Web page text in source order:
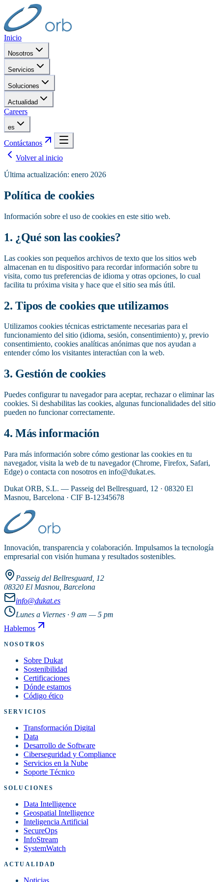
Inicio
Nosotros
Servicios
Soluciones
Actualidad
Careers
es
Contáctanos
Volver al inicio
Última actualización: enero 2026
Política de cookies
Información sobre el uso de cookies en este sitio web.
1. ¿Qué son las cookies?
Las cookies son pequeños archivos de texto que los sitios web
almacenan en tu dispositivo para recordar información sobre tu
visita, como tus preferencias de idioma y otras opciones, lo cual
facilita tu próxima visita y hace que el sitio sea más útil.
2. Tipos de cookies que utilizamos
Utilizamos cookies técnicas estrictamente necesarias para el
funcionamiento del sitio (idioma, sesión, consentimiento) y, previo
consentimiento, cookies analíticas anónimas que nos ayudan a
entender cómo los visitantes interactúan con la web.
3. Gestión de cookies
Puedes configurar tu navegador para aceptar, rechazar o eliminar las
cookies. Si deshabilitas las cookies, algunas funcionalidades del sitio
pueden no funcionar correctamente.
4. Más información
Para más información sobre cómo gestionar las cookies en tu
navegador, visita la web de tu navegador (Chrome, Firefox, Safari,
Edge) o contacta con nosotros en info@dukat.es.
Dukat ORB, S.L. — Passeig del Bellresguard, 12 · 08320 El
Masnou, Barcelona · CIF B-12345678
Innovación, transparencia y colaboración. Impulsamos la tecnología
empresarial con visión humana y resultados sostenibles.
Passeig del Bellresguard, 12
08320 El Masnou, Barcelona
info@dukat.es
Lunes a Viernes · 9 am — 5 pm
Hablemos
NOSOTROS
Sobre Dukat
Sostenibilidad
Certificaciones
Dónde estamos
Código ético
SERVICIOS
Transformación Digital
Data
Desarrollo de Software
Ciberseguridad y Compliance
Servicios en la Nube
Soporte Técnico
SOLUCIONES
Data Intelligence
Geospatial Intelligence
Inteligencia Artificial
SecureOps
InfoStream
SystemWatch
ACTUALIDAD
Noticias